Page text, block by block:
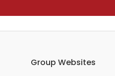
Group Websites